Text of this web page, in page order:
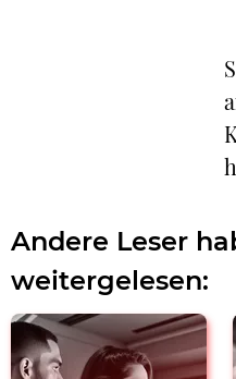
Andere Leser
weitergelesen: